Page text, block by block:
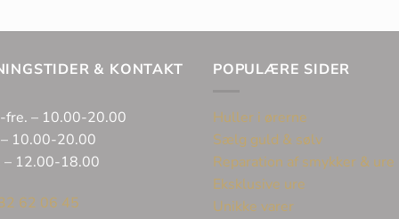
& KONTAKT
fre. – 10.00-20.00
10.00-20.00
– 12.00-18.00
62 06 45
POPULÆRE SIDER
Huller i ørerne
Sælg guld & sølv
Reparation af smykker & ure
Eksklusive ure
Unikke varer